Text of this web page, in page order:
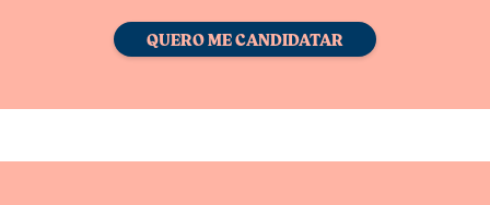
QUERO ME CANDIDATAR